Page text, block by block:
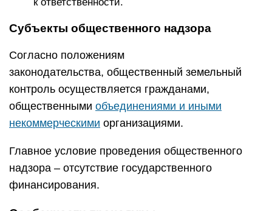
Субъекты общественного надзора
Согласно положениям
законодательства, общественный земельный
контроль осуществляется гражданами,
общественными объединениями и иными
некоммерческими организациями.
Главное условие проведения общественного
надзора – отсутствие государственного
финансирования.